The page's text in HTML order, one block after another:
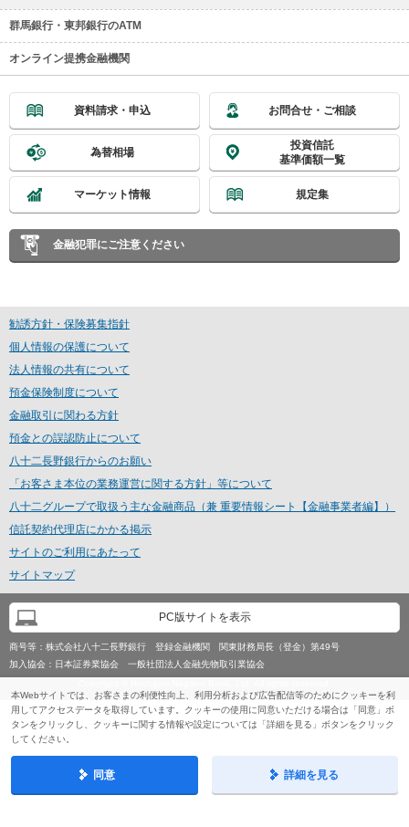
群馬銀行・東邦銀行のATM
オンライン提携金融機関
資料請求・申込 お問合せ・ご相談
為替相場
投資信託
基準価額一覧
マーケット情報 規定集
金融犯罪にご注意ください
勧誘方針・保険募集指針
個人情報の保護について
法人情報の共有について
預金保険制度について
金融取引に関わる方針
預金との誤認防止について
八十二長野銀行からのお願い
「お客さま本位の業務運営に関する方針」等について
八十二グループで取扱う主な金融商品（兼 重要情報シート【金融事業者編】）
信託契約代理店にかかる掲示
サイトのご利用にあたって
サイトマップ
PC版サイトを表示
商号等： 株式会社八十二長野銀行 登録金融機関 関東財務局長（登金）第49号
加入協会： 日本証券業協会 一般社団法人金融先物取引業協会
本Webサイトでは、お客さまの利便性向上、利用分析および広告配信等のためにクッキーを利
用してアクセスデータを取得しています。クッキーの使用に同意いただける場合は「同意」ボ
タンをクリックし、クッキーに関する情報や設定については「詳細を見る」ボタンをクリック
してください。
同意 詳細を見る